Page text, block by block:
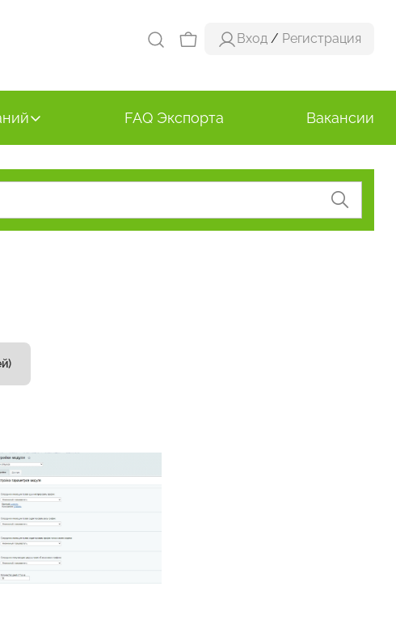
Вход / Регистрация
FAQ Экспорта Вакансии